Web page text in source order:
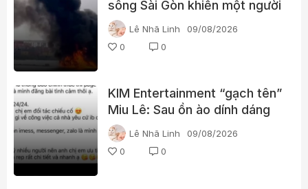
sông Sài Gòn khiến một người
phụ nữ tử vong
Lê Nhã Linh
09/08/2026
0
0
KIM Entertainment “gạch tên”
Miu Lê: Sau ồn ào dính dáng
ma túy, vị trí của nữ ca sĩ
thay đổi thế nào?
Lê Nhã Linh
09/08/2026
0
0